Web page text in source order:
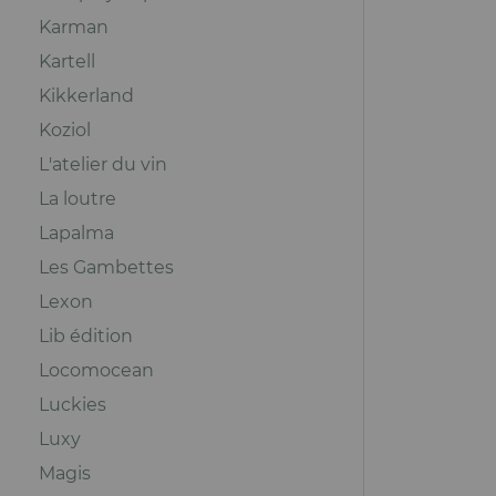
Karman
Kartell
Kikkerland
Koziol
L'atelier du vin
La loutre
Lapalma
Les Gambettes
Lexon
Lib édition
Locomocean
Luckies
Luxy
Magis